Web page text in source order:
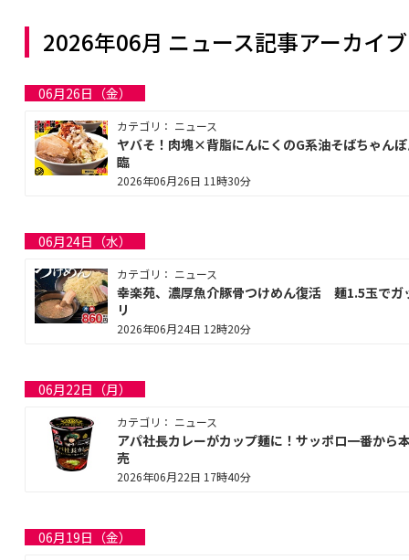
2026年06月 ニュース記事アーカイブ
06月26日（金）
カテゴリ： ニュース
ヤバそ！肉塊×背脂にんにくのG系油そばちゃん
臨
2026年06月26日 11時30分
06月24日（水）
カテゴリ： ニュース
幸楽苑、濃厚魚介豚骨つけめん復活 麺1.5玉でガ
リ
2026年06月24日 12時20分
06月22日（月）
カテゴリ： ニュース
アパ社長カレーがカップ麺に！サッポロ一番から
売
2026年06月22日 17時40分
06月19日（金）